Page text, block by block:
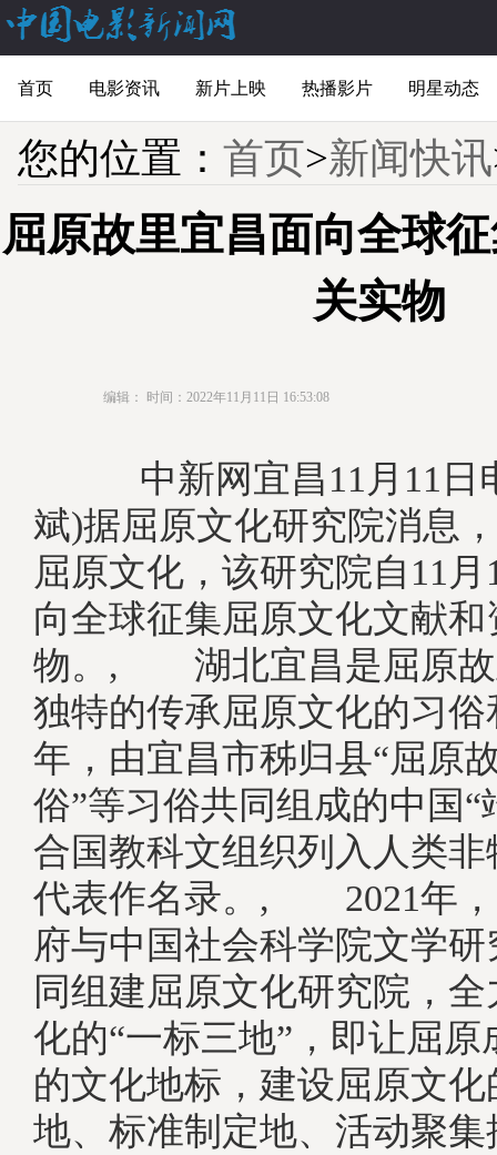
首页 电影资讯 新片上映 热播影片 明星动态
您的位置： 首页>新闻快讯
屈原故里宜昌面向全球
关实物
编辑： 时间：2022年11月11日 16:53:08
中新网宜昌11月11日
斌)据屈原文化研究院消息
屈原文化，该研究院自11
向全球征集屈原文化文献
物。, 湖北宜昌是屈原故
独特的传承屈原文化的习俗
年，由宜昌市秭归县“屈原
俗”等习俗共同组成的中国“
合国教科文组织列入人类
代表作名录。, 2021年，
府与中国社会科学院文学
同组建屈原文化研究院，
化的“一标三地”，即让屈
的文化地标，建设屈原文
地、标准制定地、活动聚